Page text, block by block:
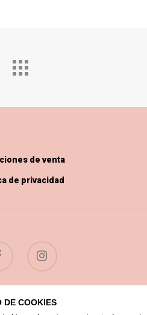
de venta
de privacidad
DE COOKIES